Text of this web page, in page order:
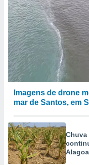
Imagens de drone
mar de Santos, em
Chuva